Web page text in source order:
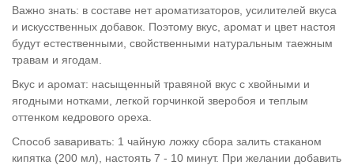
Важно знать: в составе нет ароматизаторов, усилителей вкуса
и искусственных добавок. Поэтому вкус, аромат и цвет настоя
будут естественными, свойственными натуральным таежным
травам и ягодам.
Вкус и аромат: насыщенный травяной вкус с хвойными и
ягодными нотками, легкой горчинкой зверобоя и теплым
оттенком кедрового ореха.
Способ заваривать: 1 чайную ложку сбора залить стаканом
кипятка (200 мл), настоять 7 - 10 минут. При желании добавить